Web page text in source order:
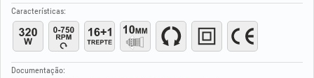
Interruptor de inversão do sentido de rotação
Botão de travamento para operação contínua
Características:
Documentação: